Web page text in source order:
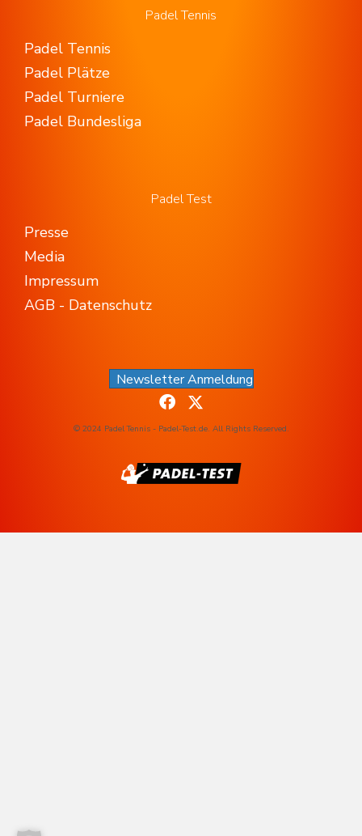
Padel Tennis
Padel Tennis
Padel Plätze
Padel Turniere
Padel Bundesliga
Padel Test
Presse
Media
Impressum
AGB - Datenschutz
Newsletter Anmeldung
© 2024 Padel Tennis - Padel-Test.de. All Rights Reserved.